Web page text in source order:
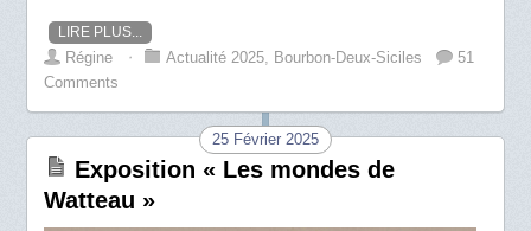
LIRE PLUS...
Régine ⋅ Actualité 2025 Bourbon-Deux-Siciles
51
Comments
25 Février 2025
Exposition « Les mondes de
Watteau »